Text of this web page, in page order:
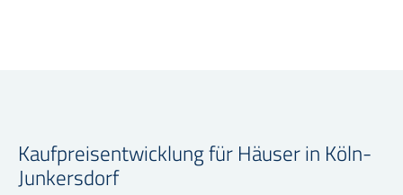
Kaufpreisentwicklung für Häuser in Köln-
Junkersdorf